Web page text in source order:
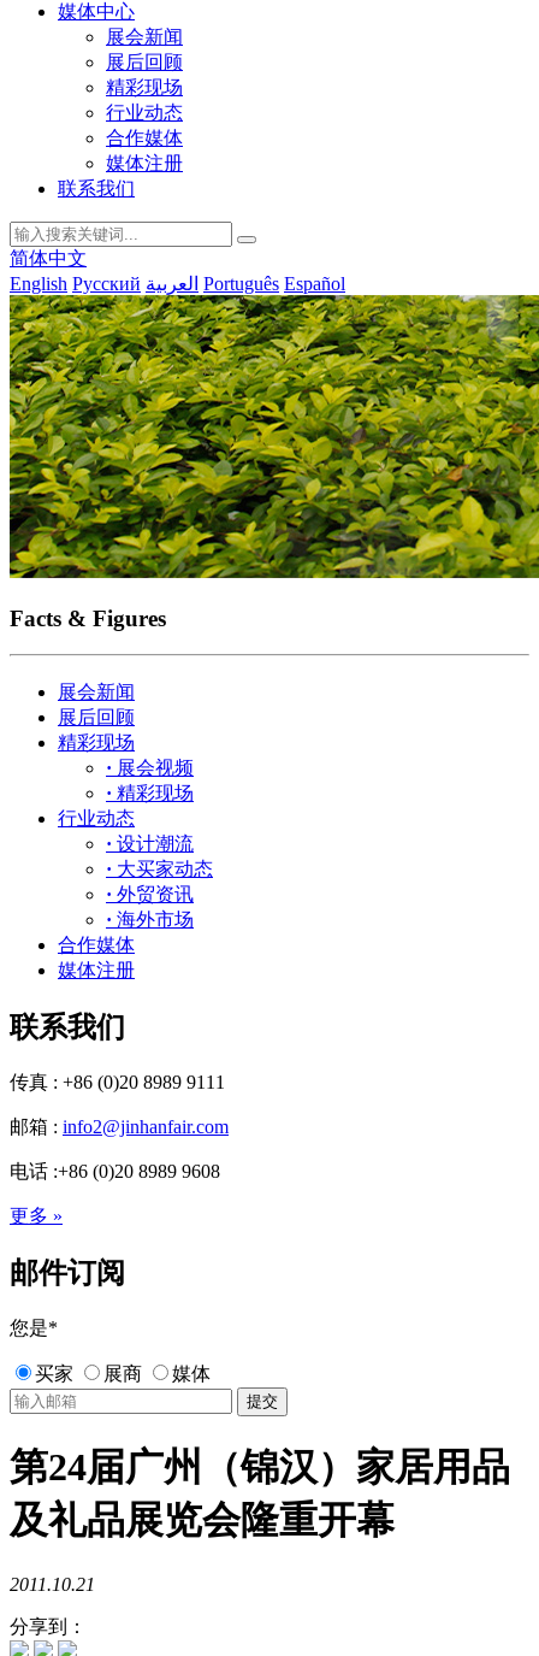
媒体中心
展会新闻
展后回顾
精彩现场
行业动态
合作媒体
媒体注册
联系我们
简体中文
English Русский العربية Português Español
Facts & Figures
展会新闻
展后回顾
精彩现场
· 展会视频
· 精彩现场
行业动态
· 设计潮流
· 大买家动态
· 外贸资讯
· 海外市场
合作媒体
媒体注册
联系我们
传真 : +86 (0)20 8989 9111
邮箱 : info2@jinhanfair.com
电话 :+86 (0)20 8989 9608
更多 »
邮件订阅
您是*
买家 展商 媒体
第24届广州（锦汉）家居用品
及礼品展览会隆重开幕
2011.10.21
分享到：